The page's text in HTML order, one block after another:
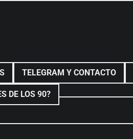
TELEGRAM Y CONTACTO
DE LOS 90?